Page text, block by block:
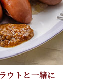
ウトと一緒に